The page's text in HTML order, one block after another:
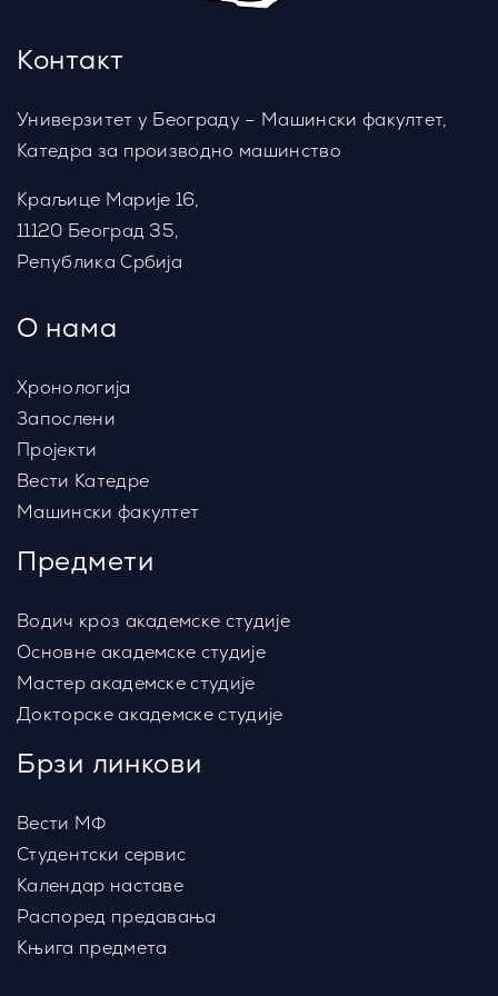
Контакт
Универзитет у Београду – Машински факултет,
Катедра за производно машинство
Краљице Марије 16,
11120 Београд 35,
Република Србија
О нама
Хронологија
Запослени
Пројекти
Вести Катедре
Машински факултет
Предмети
Водич кроз академске студије
Основне академске студије
Мастер академске студије
Докторске академске студије
Брзи линкови
Вести МФ
Студентски сервис
Календар наставе
Распоред предавања
Књига предмета